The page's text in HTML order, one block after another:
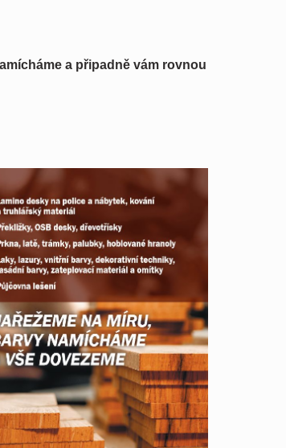
a připadně vám rovnou